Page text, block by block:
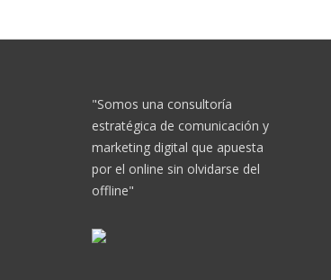
"Somos una consultoría
estratégica de comunicación y
marketing digital que apuesta
por el online sin olvidarse del
offline"